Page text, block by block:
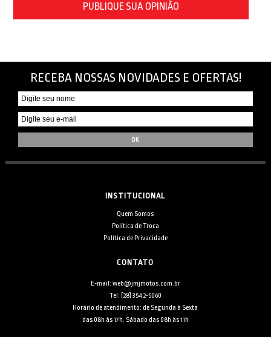
PUBLIQUE SUA OPINIÃO
RECEBA NOSSAS NOVIDADES E OFERTAS!
INSTITUCIONAL
Quem Somos
Política de Troca
Política de Privacidade
CONTATO
E-mail: web@jmjmotos.com.br
Tel: [28] 3542-5060
Horário de atendimento: de Segunda à Sexta
das 08h às 17h. Sábado das 08h às 11h